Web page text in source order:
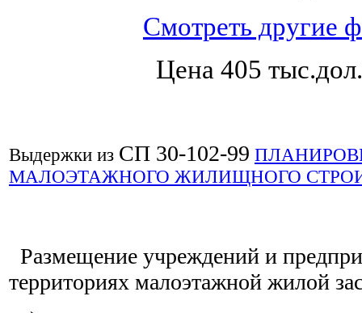
Смотреть другие
Цена 405
Выдержки из СП 30-102-99
МАЛОЭТАЖНОГО ЖИЛИЩНОГО
Размещение учреждений и
территориях малоэтажной жилой